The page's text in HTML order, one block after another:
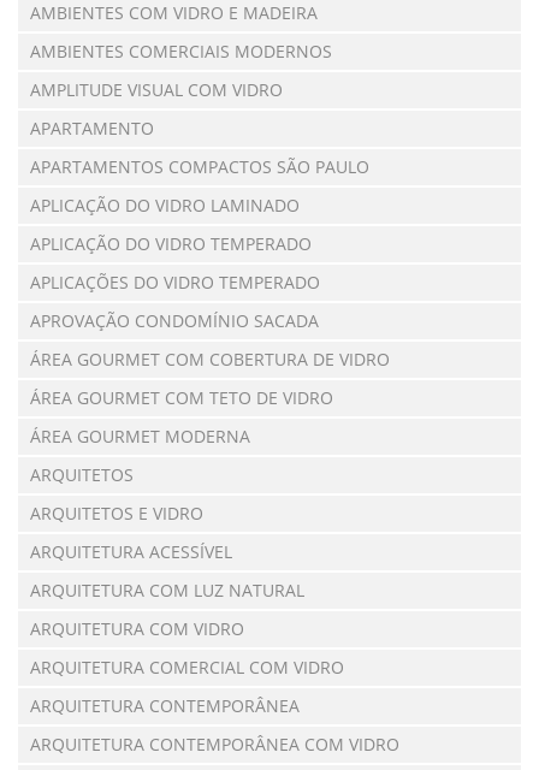
AMBIENTES COM VIDRO E MADEIRA
AMBIENTES COMERCIAIS MODERNOS
AMPLITUDE VISUAL COM VIDRO
APARTAMENTO
APARTAMENTOS COMPACTOS SÃO PAULO
APLICAÇÃO DO VIDRO LAMINADO
APLICAÇÃO DO VIDRO TEMPERADO
APLICAÇÕES DO VIDRO TEMPERADO
APROVAÇÃO CONDOMÍNIO SACADA
ÁREA GOURMET COM COBERTURA DE VIDRO
ÁREA GOURMET COM TETO DE VIDRO
ÁREA GOURMET MODERNA
ARQUITETOS
ARQUITETOS E VIDRO
ARQUITETURA ACESSÍVEL
ARQUITETURA COM LUZ NATURAL
ARQUITETURA COM VIDRO
ARQUITETURA COMERCIAL COM VIDRO
ARQUITETURA CONTEMPORÂNEA
ARQUITETURA CONTEMPORÂNEA COM VIDRO